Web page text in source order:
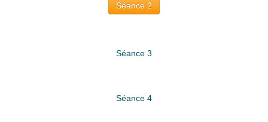
Séance 2
Séance 3
Séance 4